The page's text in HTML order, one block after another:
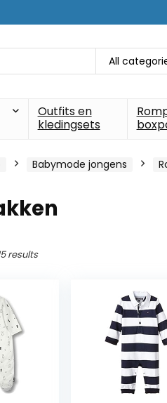
All
Outfits en
kledingsets
Babymode jongens
results